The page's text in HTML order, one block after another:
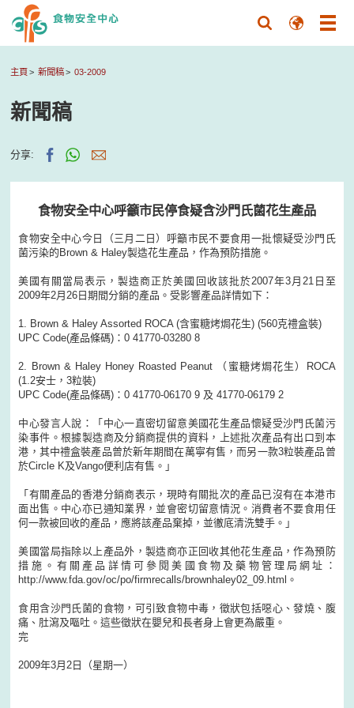
主頁 新聞稿 03-2009
新聞稿
分享:
食物安全中心呼籲市民停食疑含沙門氏菌花生產品
食物安全中心今日（三月二日）呼籲市民不要食用一批懷疑受沙門氏
菌污染的Brown & Haley製造花生產品，作為預防措施。
美國有關當局表示，製造商正於美國回收該批於2007年3月21日至
2009年2月26日期間分銷的產品。受影響產品詳情如下：
1. Brown & Haley Assorted ROCA (含蜜糖烤焗花生) (560克禮盒裝)
UPC Code(產品條碼)：0 41770-03280 8
2. Brown & Haley Honey Roasted Peanut （蜜糖烤焗花生）ROCA
(1.2安士，3粒裝)
UPC Code(產品條碼)：0 41770-06170 9 及 41770-06179 2
中心發言人說：「中心一直密切留意美國花生產品懷疑受沙門氏菌污
染事件。根據製造商及分銷商提供的資料，上述批次產品有出口到本
港，其中禮盒裝產品曾於新年期間在萬寧有售，而另一款3粒裝產品曾
於Circle K及Vango便利店有售。」
「有關產品的香港分銷商表示，現時有關批次的產品已沒有在本港市
面出售。中心亦已通知業界，並會密切留意情況。消費者不要食用任
何一款被回收的產品，應將該產品棄掉，並徹底清洗雙手。」
美國當局指除以上產品外，製造商亦正回收其他花生產品，作為預防
措施。有關產品詳情可參閱美國食物及藥物管理局網址：
http://www.fda.gov/oc/po/firmrecalls/brownhaley02_09.html。
食用含沙門氏菌的食物，可引致食物中毒，徵狀包括噁心、發燒、腹
痛、肚瀉及嘔吐。這些徵狀在嬰兒和長者身上會更為嚴重。
完
2009年3月2日（星期一）